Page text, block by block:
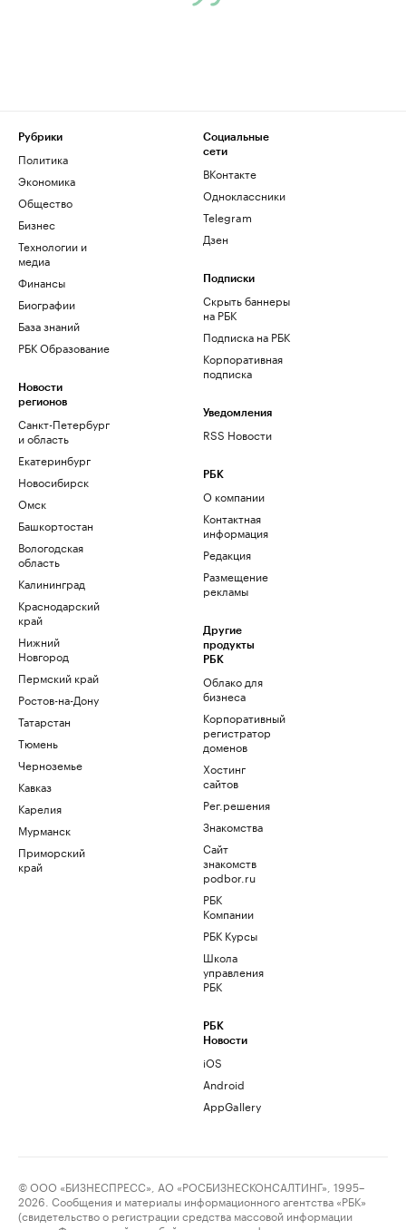
Рубрики
Политика
Экономика
Общество
Бизнес
Технологии и
медиа
Финансы
Биографии
База знаний
РБК Образование
Новости
регионов
Санкт-Петербург
и область
Екатеринбург
Новосибирск
Омск
Башкортостан
Вологодская
область
Калининград
Краснодарский
край
Нижний
Новгород
Пермский край
Ростов-на-Дону
Татарстан
Тюмень
Черноземье
Кавказ
Карелия
Мурманск
Приморский
край
Социальные
сети
ВКонтакте
Одноклассники
Telegram
Дзен
Подписки
Скрыть баннеры
на РБК
Подписка на РБК
Корпоративная
подписка
Уведомления
RSS Новости
РБК
О компании
Контактная
информация
Редакция
Размещение
рекламы
Другие
продукты
РБК
Облако для
бизнеса
Корпоративный
регистратор
доменов
Хостинг
сайтов
Рег.решения
Знакомства
Сайт
знакомств
podbor.ru
РБК
Компании
РБК Курсы
Школа
управления
РБК
РБК
Новости
iOS
Android
AppGallery
© ООО «БИЗНЕСПРЕСС», АО «РОСБИЗНЕСКОНСАЛТИНГ», 1995–
2026. Сообщения и материалы информационного агентства «РБК»
(свидетельство о регистрации средства массовой информации